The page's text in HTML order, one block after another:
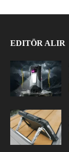
EDITÖR ALIR